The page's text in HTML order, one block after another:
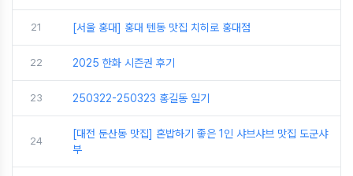
21 [서울 홍대] 홍대 텐동 맛집 치히로 홍대점
22 2025 한화 시즌권 후기
23 250322-250323 홍길동 일기
24
[대전 둔산동 맛집] 혼밥하기 좋은 1인 샤브샤브 맛집 도군샤
부